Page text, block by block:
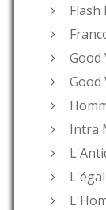
Flash
Good
Good
Intra